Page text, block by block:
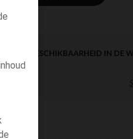
DIRECTE BESCHIKBAARHEID IN DE